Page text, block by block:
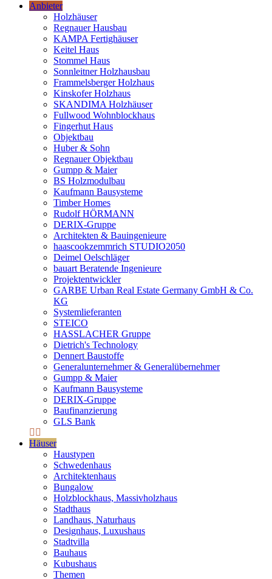
Anbieter
Holzhäuser
Regnauer Hausbau
KAMPA Fertighäuser
Keitel Haus
Stommel Haus
Sonnleitner Holzhausbau
Frammelsberger Holzhaus
Kinskofer Holzhaus
SKANDIMA Holzhäuser
Fullwood Wohnblockhaus
Fingerhut Haus
Objektbau
Huber & Sohn
Regnauer Objektbau
Gumpp & Maier
BS Holzmodulbau
Kaufmann Bausysteme
Timber Homes
Rudolf HÖRMANN
DERIX-Gruppe
Architekten & Bauingenieure
haascookzemmrich STUDIO2050
Deimel Oelschläger
bauart Beratende Ingenieure
Projektentwickler
GARBE Urban Real Estate Germany GmbH & Co.
KG
Systemlieferanten
STEICO
HASSLACHER Gruppe
Dietrich's Technology
Dennert Baustoffe
Generalunternehmer & Generalübernehmer
Gumpp & Maier
Kaufmann Bausysteme
DERIX-Gruppe
Baufinanzierung
GLS Bank
Häuser
Haustypen
Schwedenhaus
Architektenhaus
Bungalow
Holzblockhaus, Massivholzhaus
Stadthaus
Landhaus, Naturhaus
Designhaus, Luxushaus
Stadtvilla
Bauhaus
Kubushaus
Themen